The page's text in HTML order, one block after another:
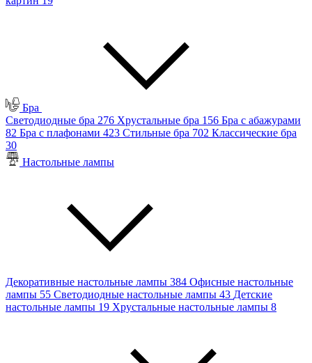
Бра
Светодиодные бра 276 Хрустальные бра 156 Бра с абажурами
82 Бра с плафонами 423 Стильные бра 702 Классические бра
30
Настольные лампы
Декоративные настольные лампы 384 Офисные настольные
лампы 55 Светодиодные настольные лампы 43 Детские
настольные лампы 19 Хрустальные настольные лампы 8